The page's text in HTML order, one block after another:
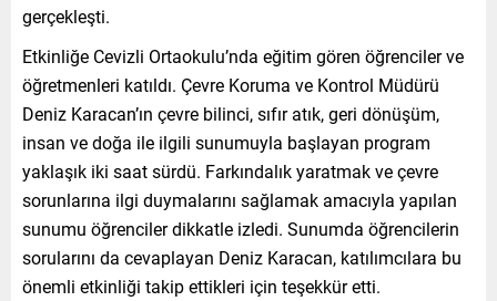
gerçekleşti.
Etkinliğe Cevizli Ortaokulu’nda eğitim gören öğrenciler ve
öğretmenleri katıldı. Çevre Koruma ve Kontrol Müdürü
Deniz Karacan’ın çevre bilinci, sıfır atık, geri dönüşüm,
insan ve doğa ile ilgili sunumuyla başlayan program
yaklaşık iki saat sürdü. Farkındalık yaratmak ve çevre
sorunlarına ilgi duymalarını sağlamak amacıyla yapılan
sunumu öğrenciler dikkatle izledi. Sunumda öğrencilerin
sorularını da cevaplayan Deniz Karacan, katılımcılara bu
önemli etkinliği takip ettikleri için teşekkür etti.